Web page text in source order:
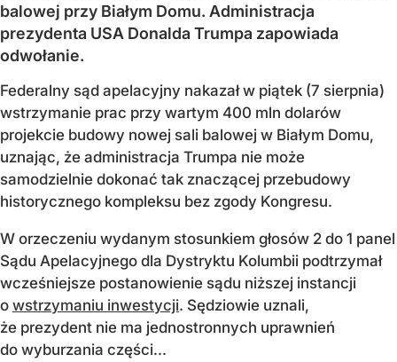
balowej przy Białym Domu. Administracja
prezydenta USA Donalda Trumpa zapowiada
odwołanie.
Federalny sąd apelacyjny nakazał w piątek (7 sierpnia)
wstrzymanie prac przy wartym 400 mln dolarów
projekcie budowy nowej sali balowej w Białym Domu,
uznając, że administracja Trumpa nie może
samodzielnie dokonać tak znaczącej przebudowy
historycznego kompleksu bez zgody Kongresu.
W orzeczeniu wydanym stosunkiem głosów 2 do 1 panel
Sądu Apelacyjnego dla Dystryktu Kolumbii podtrzymał
wcześniejsze postanowienie sądu niższej instancji
o wstrzymaniu inwestycji. Sędziowie uznali,
że prezydent nie ma jednostronnych uprawnień
do wyburzania części...